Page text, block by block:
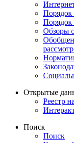
Порядок
Порядок
Обзоры
Открытые
Реестр
Поиск
Поиск